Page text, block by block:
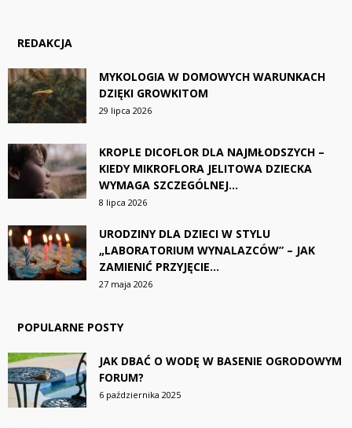
REDAKCJA
MYKOLOGIA W DOMOWYCH WARUNKACH
DZIĘKI GROWKITOM
29 lipca 2026
KROPLE DICOFLOR DLA NAJMŁODSZYCH –
KIEDY MIKROFLORA JELITOWA DZIECKA
WYMAGA SZCZEGÓLNEJ...
8 lipca 2026
URODZINY DLA DZIECI W STYLU
„LABORATORIUM WYNALAZCÓW” – JAK
ZAMIENIĆ PRZYJĘCIE...
27 maja 2026
POPULARNE POSTY
JAK DBAĆ O WODĘ W BASENIE OGRODOWYM
FORUM?
6 października 2025